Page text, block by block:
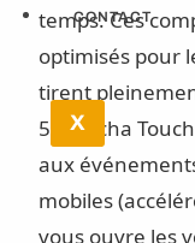
CONTACT
X
temps. Ces
optimisés pour
tirent
5. Sencha
aux
mobiles
vous ouvre les